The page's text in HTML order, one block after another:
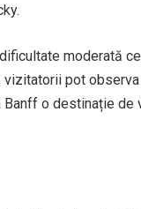
moderată
vizitatorii pot
Banff o destinație de